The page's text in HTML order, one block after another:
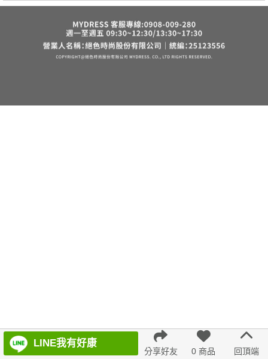
LINE我有好康
回頂端
0 商品
分享好友